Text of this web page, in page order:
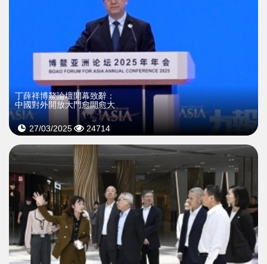
丁薛祥博鰲論壇開幕致辭：
中國對外開放大門愈開愈大
27/03/2025 24714